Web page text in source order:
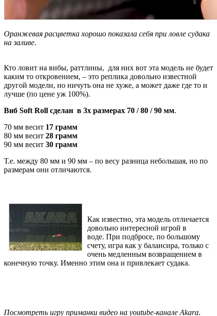
Оранжевая расцветка хорошо показала себя при ловле судака
на заливе.
Кто ловит на вибы, раттлины, для них вот эта модель не будет
каким то откровением, – это реплика довольно известной
другой модели, но ничуть она не хуже, а может даже где то и
лучше (по цене уж 100%).
Виб Soft Roll сделан в 3х размерах 70 / 80 / 90 мм.
70 мм весит 17 грамм
80 мм весит 28 грамм
90 мм весит 30 грамм
Т.е. между 80 мм и 90 мм – по весу разница небольшая, но по
размерам они отличаются.
Как известно, эта модель отличается
довольно интересной игрой в
воде. При подбросе, по большому
счету, игра как у балансира, только с
очень медленным возвращением в
конечную точку. Именно этим она и привлекает судака.
Посмотреть игру приманки видео на youtube-канале Akara.